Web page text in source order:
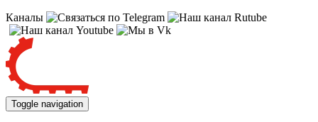
Каналы
Toggle navigation